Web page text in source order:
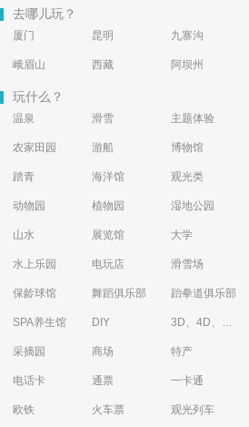
去哪儿玩？
厦门 昆明 九寨沟
峨眉山 西藏 阿坝州
玩什么？
温泉 滑雪 主题体验
农家田园 游船 博物馆
踏青 海洋馆 观光类
动物园 植物园 湿地公园
山水 展览馆 大学
水上乐园 电玩店 滑雪场
保龄球馆 舞蹈俱乐部 跆拳道俱乐部
SPA养生馆 DIY 3D、4D、5D艺术体验馆
采摘园 商场 特产
电话卡 通票 一卡通
欧铁 火车票 观光列车